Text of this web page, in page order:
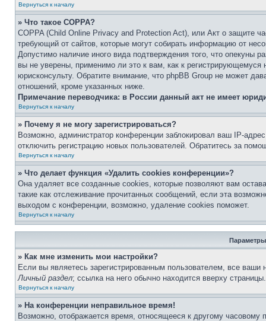
Вернуться к началу
» Что такое COPPA?
COPPA (Child Online Privacy and Protection Act), или Акт о защите
требующий от сайтов, которые могут собирать информацию от
Допустимо наличие иного вида подтверждения того, что
вы не уверены, применимо ли это к вам, как к
юрисконсульту. Обратите внимание, что phpBB Group не может
отношений, кроме указанных ниже.
Примечание переводчика: в России данный акт не имеет
Вернуться к началу
» Почему я не могу зарегистрироваться?
Возможно, администратор конференции заблокировал ваш IP-
отключить регистрацию новых пользователей. Обратитесь за
Вернуться к началу
» Что делает функция «Удалить cookies конференции»?
Она удаляет все созданные cookies, которые позволяют вам
такие как отслеживание прочитанных сообщений, если эта
выходом с конференции, возможно, удаление cookies поможет.
Вернуться к началу
Параметры
» Как мне изменить мои настройки?
Если вы являетесь зарегистрированным пользователем, все
Личный раздел; ссылка на него обычно находится вверху
Вернуться к началу
» На конференции неправильное время!
Возможно, отображается время, относящееся к другому